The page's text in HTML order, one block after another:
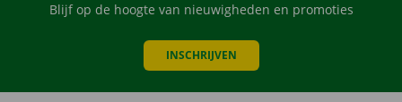
Blijf op de hoogte van nieuwigheden en promoties
INSCHRIJVEN